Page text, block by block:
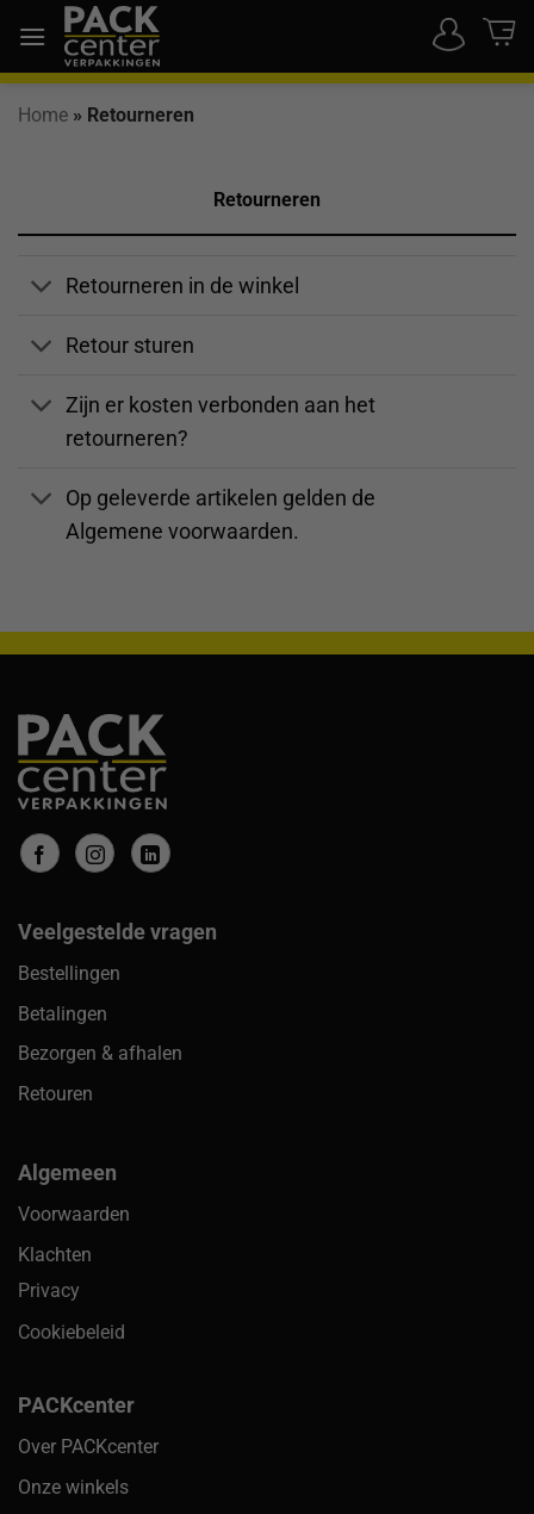
naar
inhoud
Home » Retourneren
Retourneren
Retourneren in de winkel
Retour sturen
Zijn er kosten verbonden aan het
retourneren?
Op geleverde artikelen gelden de
Algemene voorwaarden.
Veelgestelde vragen
Bestellingen
Betalingen
Bezorgen & afhalen
Retouren
Algemeen
Voorwaarden
Klachten
Privacy
Cookiebeleid
PACKcenter
Over PACKcenter
Onze winkels